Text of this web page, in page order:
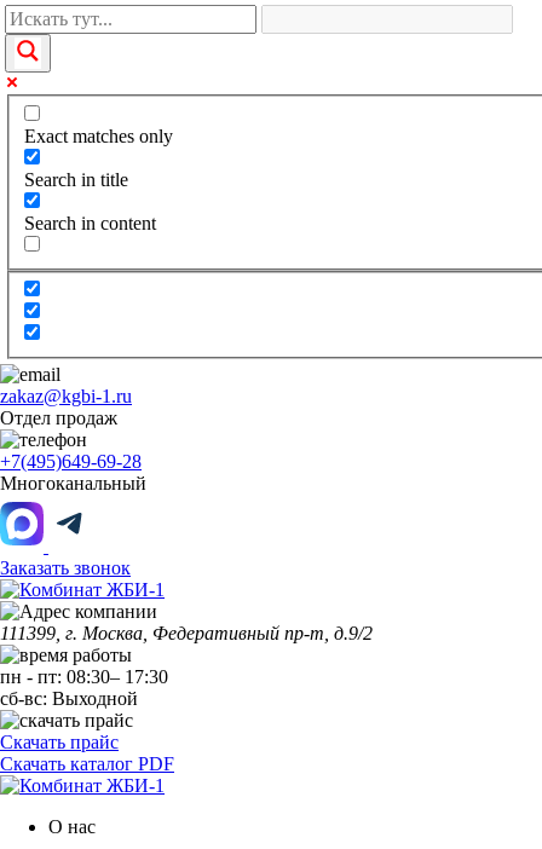
Exact matches only
Search in title
Search in content
zakaz@kgbi-1.ru
Отдел продаж
+7(495)649-69-28
Многоканальный
Заказать звонок
111399, г. Москва, Федеративный пр-т, д.9/2
пн - пт: 08:30– 17:30
сб-вс: Выходной
Скачать прайс
Скачать каталог PDF
О нас